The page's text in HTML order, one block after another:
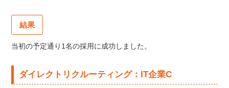
結果
当初の予定通り1名の採用に成功しました。
ダイレクトリクルーティング：IT企業C